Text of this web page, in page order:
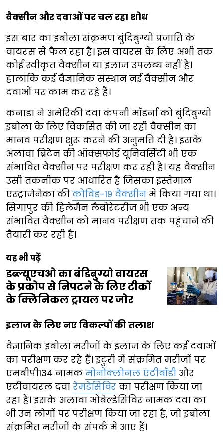
वैक्सीन और दवाओं पर चल रहा शोध
इस बार का इबोला संक्रमण बुंदिबुग्यो प्रजाति के
वायरस से फैल रहा है। इस वायरस के लिए अभी तक
कोई स्वीकृत वैक्सीन या इलाज उपलब्ध नहीं है।
हालांकि कई वैज्ञानिक संस्थान नई वैक्सीन और
दवाओं पर काम कर रहे हैं।
कनाडा ने अमेरिकी दवा कंपनी मॉडर्ना को बुंदिबुग्यो
इबोला के लिए विकसित की जा रही वैक्सीन का
मानव परीक्षण शुरू करने की अनुमति दी है। इसके
अलावा ब्रिटेन की ऑक्सफोर्ड यूनिवर्सिटी भी एक
संभावित वैक्सीन पर परीक्षण कर रही है। यह वैक्सीन
उसी तकनीक पर आधारित है जिसका इस्तेमाल
एस्ट्राजेनेका की कोविड-19 वैक्सीन में किया गया था।
सिंगापुर की हिलेमैन लैबोरेटरीज भी एक अन्य
संभावित वैक्सीन को मानव परीक्षण तक पहुंचाने की
तैयारी कर रही है।
यह भी पढ़ें
डब्ल्यूएचओ का बंडिबुग्यो वायरस
के प्रकोप से निपटने के लिए टीकों
के क्लिनिकल ट्रायल पर जोर
इलाज के लिए नए विकल्पों की तलाश
वैज्ञानिक इबोला मरीजों के इलाज के लिए कई दवाओं
का परीक्षण कर रहे हैं। इटुरी में संक्रमित मरीजों पर
एमबीपी134 नामक मोनोक्लोनल एंटीबॉडी और
एंटीवायरल दवा रेमडेसिविर का परीक्षण किया जा
रहा है। इसके अलावा ओबेल्डेसिविर नामक दवा का
भी उन लोगों पर परीक्षण किया जा रहा है, जो इबोला
संक्रमित मरीजों के संपर्क में आए हैं।